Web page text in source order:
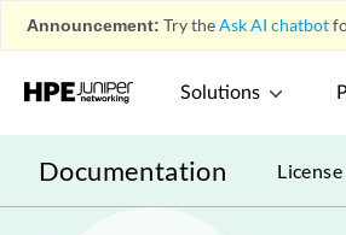
Announcement: Try theAsk AI chatbot
Solutions
Documentation